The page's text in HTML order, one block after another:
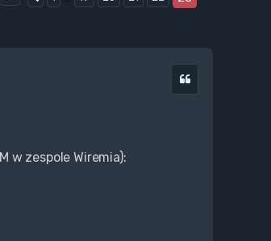
w zespole Wiremia):